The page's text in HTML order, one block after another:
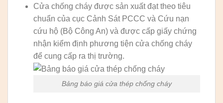
Cửa chống cháy được sản xuất đạt theo tiêu
chuẩn của cục Cảnh Sát PCCC và Cứu nạn
cứu hộ (Bộ Công An) và được cấp giấy chứng
nhận kiểm định phương tiện cửa chống cháy
để cung cấp ra thị trường.
Bảng báo giá cửa thép chống cháy